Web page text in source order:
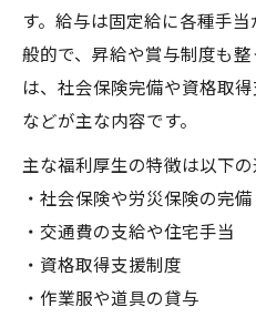
す。給与は固定給に各種手
般的で、昇給や賞与制度も
は、社会保険完備や資格取
などが主な内容です。
主な福利厚生の特徴は以下の
・社会保険や労災保険の完備
・交通費の支給や住宅手当
・資格取得支援制度
・作業服や道具の貸与